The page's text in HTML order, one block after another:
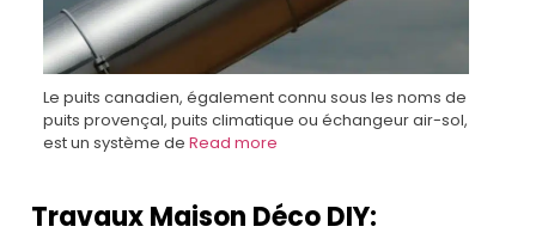
Le puits canadien, également connu sous les noms de
puits provençal, puits climatique ou échangeur air-sol,
est un système de Read more
Travaux Maison Déco DIY: